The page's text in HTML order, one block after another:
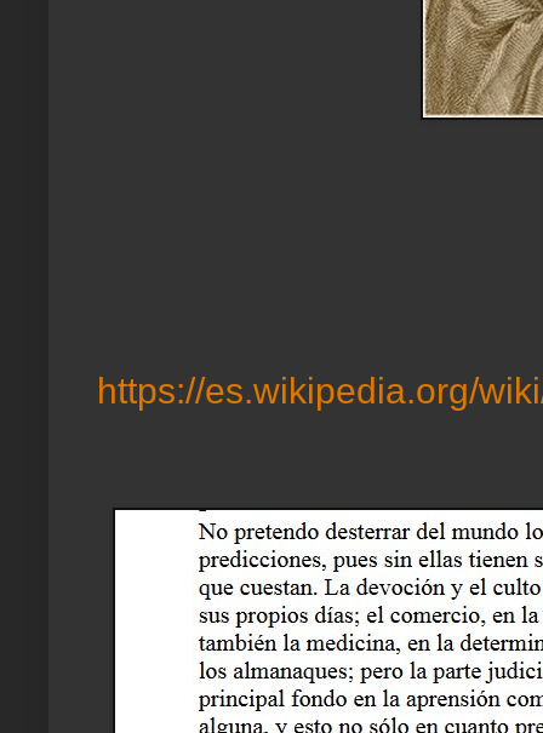
https://es.wikipedia.org/